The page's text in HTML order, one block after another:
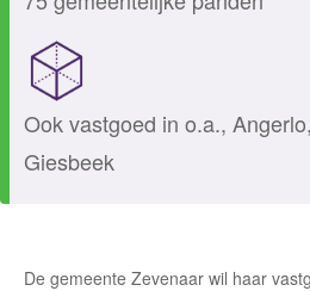
Ook vastgoed in o.a.,
Giesbeek
De gemeente Zevenaar wil haar